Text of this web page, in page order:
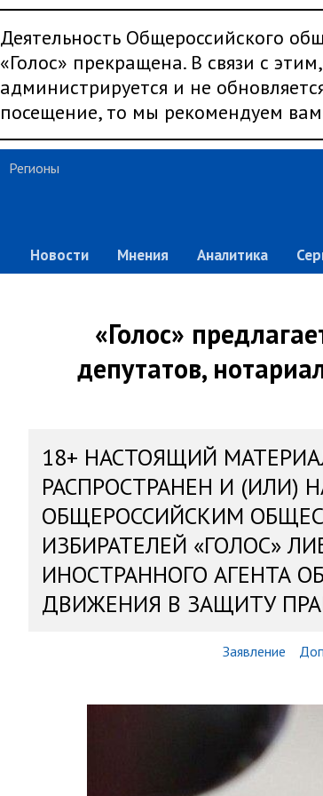
Деятельность Общероссийского
«Голос» прекращена. В связи с
администрируется и не
посещение, то мы рекомендуем вам
Регионы
Новости Мнения Аналитика
«Голос»
депутатов,
18+ НАСТОЯЩИЙ
РАСПРОСТРАНЕН И (ИЛИ)
ОБЩЕРОССИЙСКИМ
ИЗБИРАТЕЛЕЙ «ГОЛОС»
ИНОСТРАННОГО АГЕНТА
ДВИЖЕНИЯ В ЗАЩИТУ
Заявление